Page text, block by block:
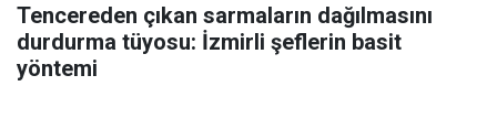
Tencereden çıkan sarmaların dağılmasını
durdurma tüyosu: İzmirli şeflerin basit
yöntemi